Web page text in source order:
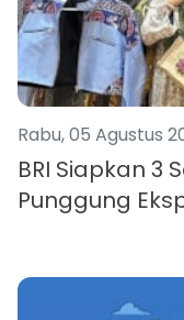
Rabu, 05 Agustus
BRI Siapkan 3
Punggung